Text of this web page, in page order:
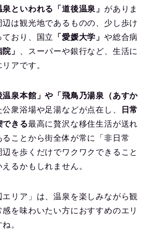
泉といわれる「道後温泉」 がありま
は観光地であるものの、少し歩け
おり、国立
「愛媛大学」や総合病
」
、スーパーや銀行など、生活に
アです。
温泉本館」や「飛鳥乃湯泉（あすか
公衆浴場や足湯などが点在し、
日常
できる最高に贅沢な移住生活が送れ
ることから街全体が常に「非日常
を歩くだけでワクワクできること
るかもしれません。
エリア」は、温泉を楽しみながら観
を味わいたい方におすすめのエリ
。